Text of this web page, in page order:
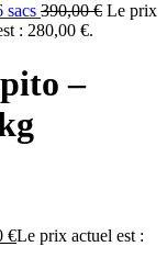
sacs 390,00€ Le prix
: 280,00 €.
–
€Le prix actuel est :